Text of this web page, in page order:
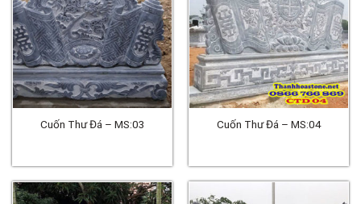
Cuốn Thư Đá – MS:03 Cuốn Thư Đá – MS:04